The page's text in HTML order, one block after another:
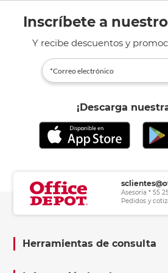
Inscríbete a
Y recibe descuentos y
¡Descarga
Asesoría * 55
Pedidos y
Herramientas de consulta